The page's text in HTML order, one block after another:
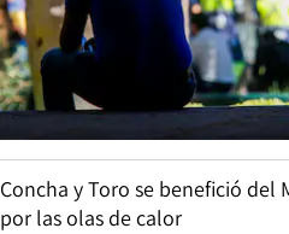
Concha y Toro se benefició
por las olas de calor